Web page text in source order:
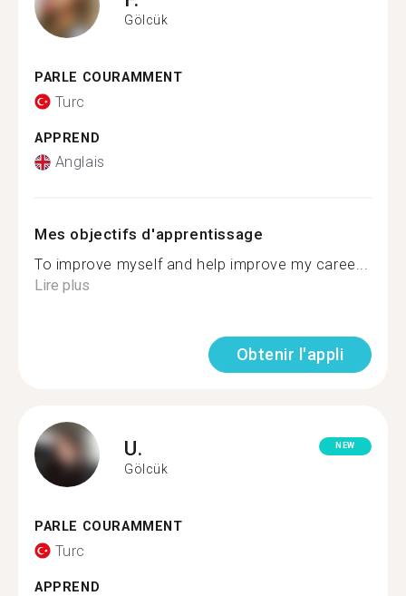
Gölcük
PARLE COURAMMENT
Turc
APPREND
Anglais
Mes objectifs d'apprentissage
To improve myself and help improve my caree...
Lire plus
Obtenir l'appli
U.
Gölcük
NEW
PARLE COURAMMENT
Turc
APPREND